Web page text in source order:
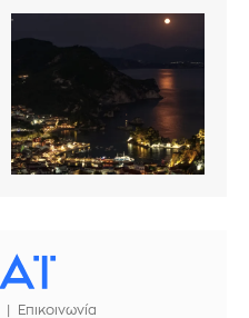
Επικοινωνία